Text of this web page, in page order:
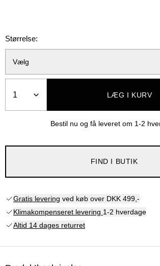
Størrelse:
Vælg
LÆG I KURV
Bestil nu og få leveret om 1-2
FIND I BUTIK
Gratis levering ved køb over DKK 499,-
Klimakompenseret levering 1-2 hverdage
Altid 14 dages returret